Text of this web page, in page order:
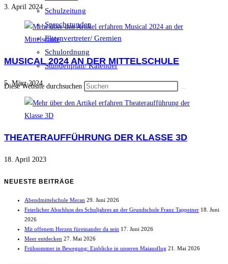
Schulzeitung
Sprechstunden
Elternvertreter/ Gremien
Schulordnung
Stundenplan/ Kalender
Diese Website durchsuchen
3. April 2024
MUSICAL 2024 AN DER MITTELSCHULE
5. März 2024
THEATERAUFFÜHRUNG DER KLASSE 3D
18. April 2023
NEUESTE BEITRÄGE
Abendmittelschule Meran 29. Juni 2026
Feierlicher Abschluss des Schuljahres an der Grundschule Franz Tappeiner 18. Juni
2026
Mit offenem Herzen füreinander da sein 17. Juni 2026
Meer entdecken 27. Mai 2026
Frühsommer in Bewegung: Einblicke in unseren Maiausflug 21. Mai 2026